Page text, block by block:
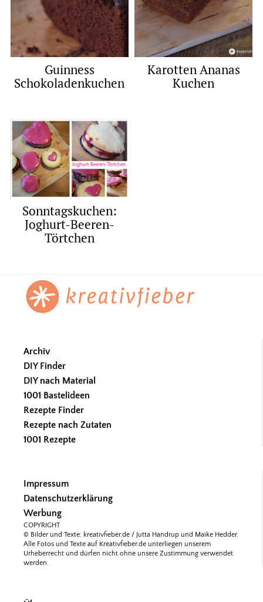
Guinness
Schokoladenkuchen
Karotten Ananas
Kuchen
Sonntagskuchen:
Joghurt-Beeren-
Törtchen
Footer
Archiv
DIY Finder
DIY nach Material
1001 Bastelideen
Rezepte Finder
Rezepte nach Zutaten
1001 Rezepte
Impressum
Datenschutzerklärung
Werbung
COPYRIGHT
© Bilder und Texte: kreativfieber.de / Jutta Handrup und Maike Hedder.
Alle Fotos und Texte auf Kreativfieber.de unterliegen unserem
Urheberrecht und dürfen nicht ohne unsere Zustimmung verwendet
werden.